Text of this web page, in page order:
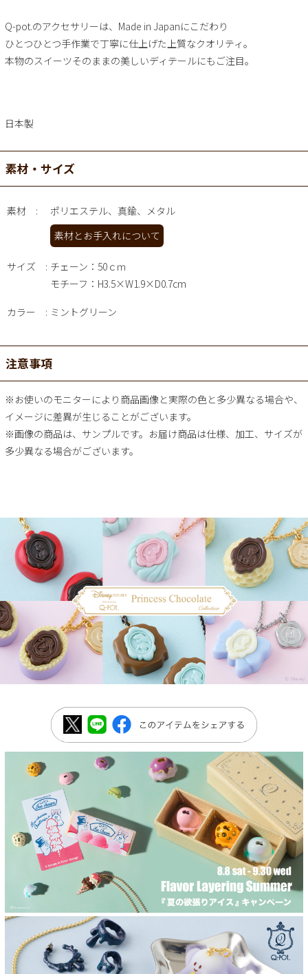
Q-pot.のアクセサリーは、Made in Japanにこだわり
ひとつひとつ手作業で丁寧に仕上げた上質なクオリティ。
本物のスイーツそのままの美しいディテールにもご注目。
日本製
素材・サイズ
素材
ポリエステル、真鍮、メタル
素材とお手入れについて
サイズ
チェーン：50ｃｍ
モチーフ：H3.5×W1.9×D0.7cm
カラー ミントグリーン
注意事項
※お使いのモニターにより商品画像と実際の色と多少異なる場合や、
イメージに差異が生じることがございます。
※画像の商品は、サンプルです。お届け商品は仕様、加工、サイズが
多少異なる場合がございます。